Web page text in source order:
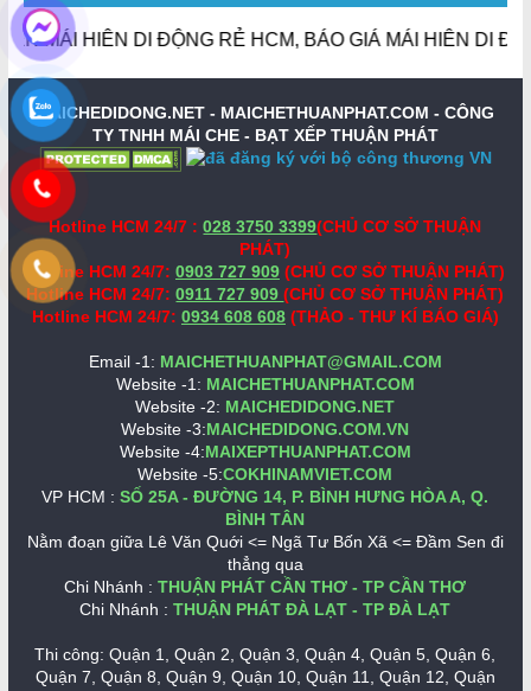
HIÊN DI ĐỘNG RẺ HCM, BÁO GIÁ MÁI HIÊN DI ĐỘNG
MAICHEDIDONG.NET - MAICHETHUANPHAT.COM - CÔNG
TY TNHH MÁI CHE - BẠT XẾP THUẬN PHÁT
Hotline HCM 24/7 :028 3750 3399(CHỦ CƠ SỞ THUẬN
PHÁT)
Hotline HCM 24/7: 0903 727 909 (CHỦ CƠ SỞ THUẬN PHÁT)
Hotline HCM 24/7: 0911 727 909(CHỦ CƠ SỞ THUẬN PHÁT)
Hotline HCM 24/7: 0934 608 608 (THẢO - THƯ KÍ BÁO GIÁ)
Email -1: MAICHETHUANPHAT@GMAIL.COM
Website -1: MAICHETHUANPHAT.COM
Website -2: MAICHEDIDONG.NET
Website -3:MAICHEDIDONG.COM.VN
Website -4:MAIXEPTHUANPHAT.COM
Website -5:COKHINAMVIET.COM
VP HCM :SỐ 25A - ĐƯỜNG 14, P. BÌNH HƯNG HÒA A, Q.
BÌNH TÂN
Nằm đoạn giữa Lê Văn Quới <= Ngã Tư Bốn Xã <= Đầm Sen đi
thẳng qua
Chi Nhánh : THUẬN PHÁT CẦN THƠ - TP CẦN THƠ
Chi Nhánh : THUẬN PHÁT ĐÀ LẠT - TP ĐÀ LẠT
Thi công: Quận 1, Quận 2, Quận 3, Quận 4, Quận 5, Quận 6,
Quận 7, Quận 8, Quận 9, Quận 10, Quận 11, Quận 12, Quận